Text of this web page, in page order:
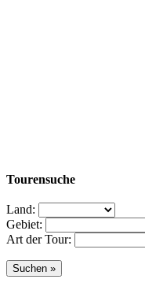
Tourensuche
Land:
Gebiet:
Art der Tour: